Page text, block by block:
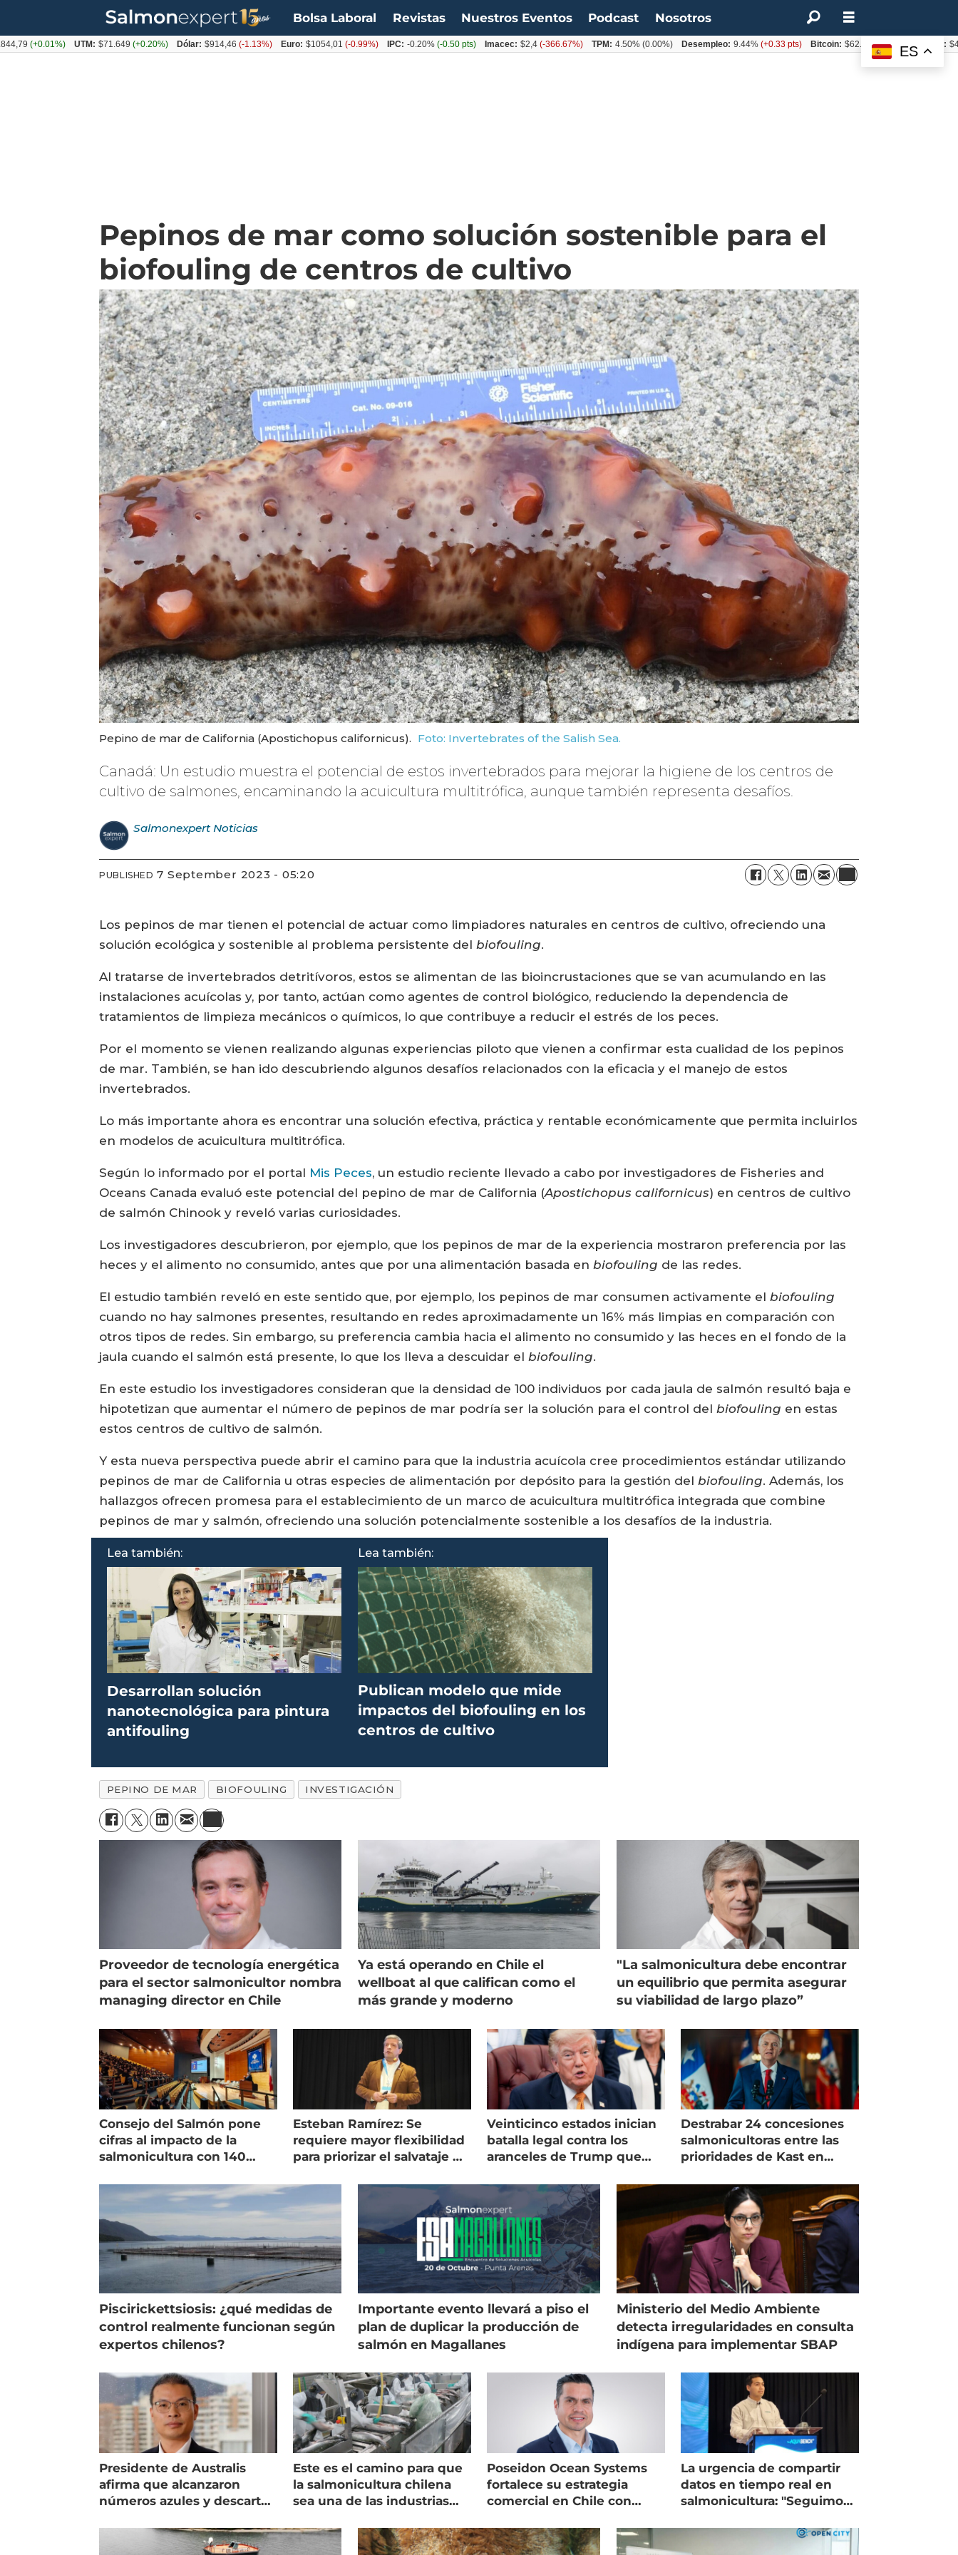
Bolsa Laboral Revistas Nuestros Eventos Podcast Nosotros
Pepinos de mar como solución sostenible para el
biofouling de centros de cultivo
Pepino de mar de California (Apostichopus californicus). Foto: Invertebrates of the Salish Sea.
Canadá: Un estudio muestra el potencial de estos invertebrados para mejorar la higiene de los centros de
cultivo de salmones, encaminando la acuicultura multitrófica, aunque también representa desafíos.
Salmonexpert Noticias
PUBLISHED 7 September 2023 - 05:20
Los pepinos de mar tienen el potencial de actuar como limpiadores naturales en centros de cultivo, ofreciendo una
solución ecológica y sostenible al problema persistente delbiofouling.
Al tratarse de invertebrados detritívoros, estos se alimentan de las bioincrustaciones que se van acumulando en las
instalaciones acuícolas y, por tanto, actúan como agentes de control biológico, reduciendo la dependencia de
tratamientos de limpieza mecánicos o químicos, lo que contribuye a reducir el estrés de los peces.
Por el momento se vienen realizando algunas experiencias piloto que vienen a confirmar esta cualidad de los pepinos
de mar. También, se han ido descubriendo algunos desafíos relacionados con la eficacia y el manejo de estos
invertebrados.
Lo más importante ahora es encontrar una solución efectiva, práctica y rentable económicamente que permita incluirlos
en modelos de acuicultura multitrófica.
Según lo informado por el portal Mis Peces, un estudio reciente llevado a cabo por investigadores de Fisheries and
Oceans Canada evaluó este potencial del pepino de mar de California (Apostichopus californicus) en centros de cultivo
de salmón Chinook y reveló varias curiosidades.
Los investigadores descubrieron, por ejemplo, que los pepinos de mar de la experiencia mostraron preferencia por las
heces y el alimento no consumido, antes que por una alimentación basada enbiofouling de las redes.
El estudio también reveló en este sentido que, por ejemplo, los pepinos de mar consumen activamente elbiofouling
cuando no hay salmones presentes, resultando en redes aproximadamente un 16% más limpias en comparación con
otros tipos de redes. Sin embargo, su preferencia cambia hacia el alimento no consumido y las heces en el fondo de la
jaula cuando el salmón está presente, lo que los lleva a descuidar elbiofouling.
En este estudio los investigadores consideran que la densidad de 100 individuos por cada jaula de salmón resultó baja e
hipotetizan que aumentar el número de pepinos de mar podría ser la solución para el control delbiofouling en estas
estos centros de cultivo de salmón.
Y esta nueva perspectiva puede abrir el camino para que la industria acuícola cree procedimientos estándar utilizando
pepinos de mar de California u otras especies de alimentación por depósito para la gestión delbiofouling. Además, los
hallazgos ofrecen promesa para el establecimiento de un marco de acuicultura multitrófica integrada que combine
pepinos de mar y salmón, ofreciendo una solución potencialmente sostenible a los desafíos de la industria.
Lea también:
Desarrollan solución
nanotecnológica para pintura
antifouling
Lea también:
Publican modelo que mide
impactos del biofouling en los
centros de cultivo
PEPINO DE MAR BIOFOULING INVESTIGACIÓN
Proveedor de tecnología energética
para el sector salmonicultor nombra
managing director en Chile
Ya está operando en Chile el
wellboat al que califican como el
más grande y moderno
"La salmonicultura debe encontrar
un equilibrio que permita asegurar
su viabilidad de largo plazo”
Consejo del Salmón pone
cifras al impacto de la
salmonicultura con 140
Esteban Ramírez: Se
requiere mayor flexibilidad
para priorizar el salvataje de
Veinticinco estados inician
batalla legal contra los
aranceles de Trump que
Destrabar 24 concesiones
salmonicultoras entre las
prioridades de Kast en
Piscirickettsiosis: ¿qué medidas de
control realmente funcionan según
expertos chilenos?
Importante evento llevará a piso el
plan de duplicar la producción de
salmón en Magallanes
Ministerio del Medio Ambiente
detecta irregularidades en consulta
indígena para implementar SBAP
Presidente de Australis
afirma que alcanzaron
números azules y descarta
Este es el camino para que
la salmonicultura chilena
sea una de las industrias
Poseidon Ocean Systems
fortalece su estrategia
comercial en Chile con
La urgencia de compartir
datos en tiempo real en
salmonicultura: "Seguimos
ES
UTM: $71.649(+0.20%) Dólar: $914,46(-1.13%) Euro: $1054,01 (-0.99%) IPC: -0.20% (-0.50 pts) Imacec: $2,4(-366.67%) TPM: 4.50%(0.00%) Desempleo: 9.44%(+0.33 pts) Bitcoin: $62.760,11 (-1.74%)